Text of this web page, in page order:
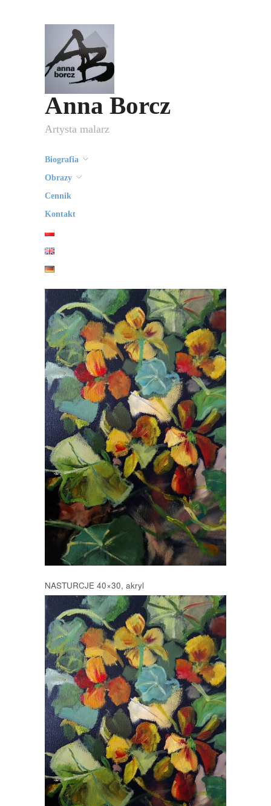
Anna Borcz
Artysta malarz
Biografia
Obrazy
Cennik
Kontakt
NASTURCJE 40×30, akryl